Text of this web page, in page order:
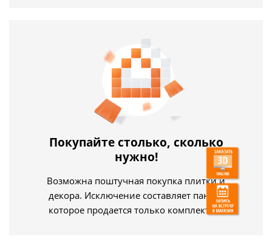
Покупайте столько, сколько
нужно!
Возможна поштучная покупка плитки и
декора. Исключение составляет панно,
которое продается только комплектом.